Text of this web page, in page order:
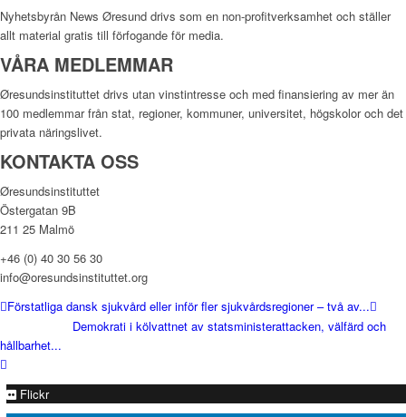
Nyhetsbyrån News Øresund drivs som en non-profitverksamhet och ställer
allt material gratis till förfogande för media.
VÅRA MEDLEMMAR
Øresundsinstituttet drivs utan vinst­intresse och med finansiering av mer än
100 medlemmar från stat, regioner, kommuner, universitet, högskolor och det
privata näringslivet.
KONTAKTA OSS
Øresundsinstituttet
Östergatan 9B
211 25 Malmö
+46 (0) 40 30 56 30
info@oresundsinstituttet.org
Förstatliga dansk sjukvård eller inför fler sjukvårdsregioner – två av...
Demokrati i kölvattnet av statsministerattacken, välfärd och
hållbarhet...
Flickr